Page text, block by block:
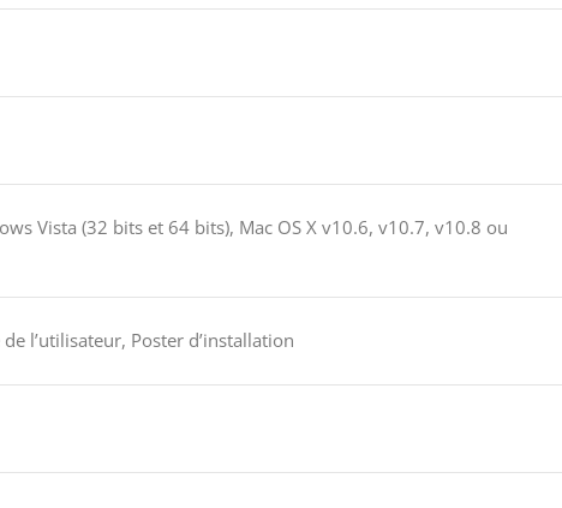
Vista (32 bits et 64 bits), Mac OS X v10.6, v10.7, v10.8 ou
l’utilisateur, Poster d’installation